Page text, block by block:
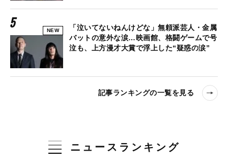
NEW
「泣いてないねんけどな」無頼派芸人・金属
バットの意外な涙…映画館、格闘ゲームで号
泣も、上方漫才大賞で浮上した“疑惑の涙”
記事ランキングの一覧を見る
ニュースランキング